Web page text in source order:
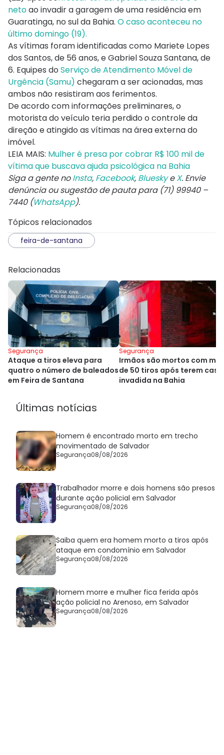
netoao invadir a garagem de uma residência em
Guaratinga, no sul da Bahia. O caso aconteceu no
último domingo (19).
As vítimas foram identificadas como Mariete Lopes
dos Santos, de 56 anos, e Gabriel Souza Santana, de
6. Equipes do Serviço de Atendimento Móvel de
Urgência (Samu) chegaram a ser acionadas, mas
ambos não resistiram aos ferimentos.
De acordo com informações preliminares, o
motorista do veículo teria perdido o controle da
direção e atingido as vítimas na área externa do
imóvel.
LEIA MAIS: Mulher é presa por cobrar R$ 100 mil de
vítima que buscava ajuda psicológica na Bahia
Siga a gente noInsta, Facebook, BlueskyeX. Envie
denúncia ou sugestão de pauta para (71) 99940 –
7440 (WhatsApp).
Tópicos relacionados
feira-de-santana
Relacionadas
Segurança
Ataque a tiros eleva para
quatro o número de baleados
em Feira de Santana
Segurança
Irmãos são mortos com
de 50 tiros após terem casa
invadida na Bahia
Últimas notícias
Homem é encontrado morto em trecho
movimentado de Salvador
Segurança08/08/2026
Trabalhador morre e dois homens são presos
durante ação policial em Salvador
Segurança08/08/2026
Saiba quem era homem morto a tiros após
ataque em condomínio em Salvador
Segurança08/08/2026
Homem morre e mulher fica ferida após
ação policial no Arenoso, em Salvador
Segurança08/08/2026